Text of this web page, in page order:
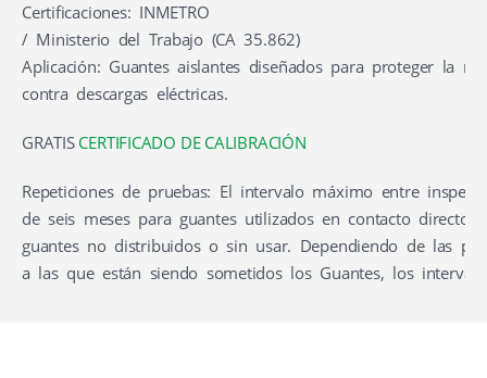
Certificaciones: INMETRO
/ Ministerio del Trabajo (CA 35.862)
Aplicación: Guantes aislantes diseñados para proteger la
contra descargas eléctricas.
GRATIS CERTIFICADO DE CALIBRACIÓN
Repeticiones de pruebas: El intervalo máximo entre
de seis meses para guantes utilizados en contacto directo
guantes no distribuidos o sin usar. Dependiendo de las
a las que están siendo sometidos los Guantes, los